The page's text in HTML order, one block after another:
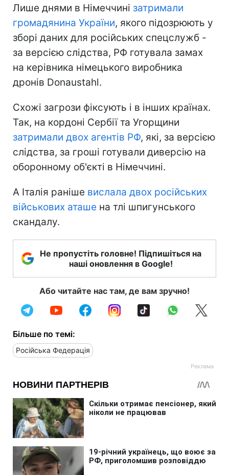
Лише днями в Німеччині затримали
громадянина України, якого підозрюють у
зборі даних для російських спецслужб -
за версією слідства, РФ готувала замах
на керівника німецького виробника
дронів Donaustahl.
Схожі загрози фіксують і в інших країнах.
Так, на кордоні Сербії та Угорщини
затримали двох агентів РФ, які, за версією
слідства, за гроші готували диверсію на
оборонному об'єкті в Німеччині.
А Італія раніше вислала двох російських
військових аташе на тлі шпигунського
скандалу.
Не пропустіть головне! Підпишіться на
наші оновлення в Google!
Або читайте нас там, де вам зручно!
Більше по темі:
Російська Федерація